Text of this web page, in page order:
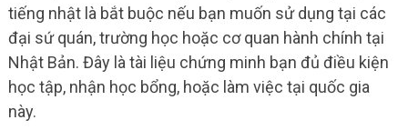
tiếng nhật là bắt buộc nếu bạn muốn sử dụng tại các
đại sứ quán, trường học hoặc cơ quan hành chính tại
Nhật Bản. Đây là tài liệu chứng minh bạn đủ điều kiện
học tập, nhận học bổng, hoặc làm việc tại quốc gia
này.